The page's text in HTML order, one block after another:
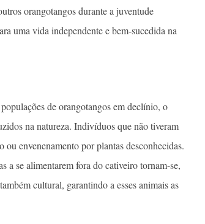
orangotangos durante a juventude
uma vida independente e bem-sucedida na
de orangotangos em declínio, o
na natureza. Indivíduos que não tiveram
envenenamento por plantas desconhecidas.
a se alimentarem fora do cativeiro tornam-se,
cultural, garantindo a esses animais as